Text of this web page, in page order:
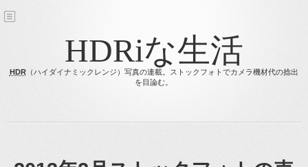
HDRiな生活
HDR（ハイダイナミックレンジ）写真の連載。ストックフォトでカメラ機材代の捻出
を目論む。